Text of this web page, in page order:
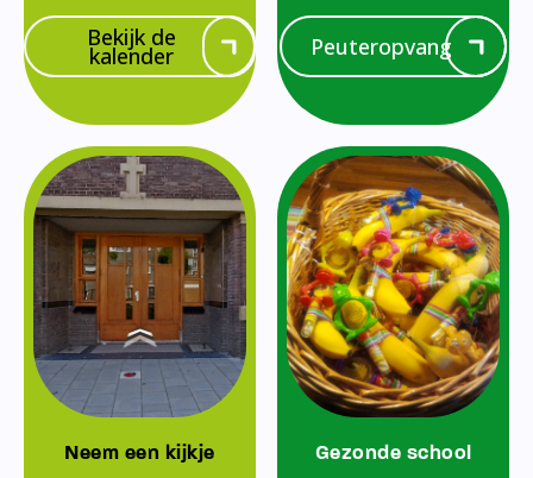
Bekijk de
kalender Peuteropvang
Neem een kijkje Gezonde school